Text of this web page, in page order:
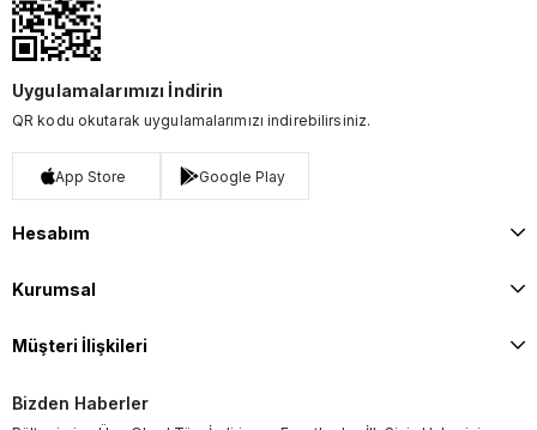
Uygulamalarımızı İndirin
QR kodu okutarak uygulamalarımızı indirebilirsiniz.
App Store Google Play
Hesabım
Kurumsal
Müşteri İlişkileri
Bizden Haberler